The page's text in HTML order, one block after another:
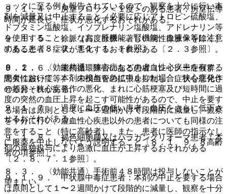
９．１．４． 房室ブロック＜１度＞のある患者：房室伝導
時間が延長し、症状が悪化するおそれがある。
９．１．５． 徐脈［高度徐脈＜著しい洞性徐脈＞を除く］
のある患者：症状が悪化するおそれがある〔２．３参照〕。
９．１．６． 末梢循環障害のある患者（レイノー症候群、
間欠性跛行症等）：末梢血管の拡張を抑制し、症状を悪化さ
せるおそれがある。
９．１．７． 過度に血圧の低い患者：血圧をさらに低下さ
せるおそれがある。
９．１．８． 褐色細胞腫又はパラガングリオーマ患者：本
剤の単独投与により急激に血圧が上昇するおそれがある
〔２．８、７．１参照〕。
９．１．９． 甲状腺中毒症患者：本剤の中止を要する場合
は原則として１〜２週間かけて段階的に減量し、観察を十分
ョックに至る例も報告されているので、観察を十分に行い本
剤を減量又は中止すること（必要に応じアトロピン硫酸塩、
ドブタミン塩酸塩、イソプレナリン塩酸塩、アドレナリン等
を使用すること）。なお、肝機能、腎機能、血液像等に注意
すること〔８．２、１１．１．１参照〕。
８．２． 〈効能共通〉狭心症などの虚血性心疾患を有する
患者において、本剤の投与を急に中止した場合、狭心症発作
の頻発・狭心症発作の悪化、まれに心筋梗塞及び短時間に過
度の突然の血圧上昇を起こす可能性があるので、中止を要す
る場合は原則として１〜２週間かけて段階的に減量し、観察
を十分に行い、虚血性心疾患以外の患者についても同様の注
意をすること（特に高齢者）。また、患者に医師の指示なし
に服薬を中止しないよう説明すること〔８．１、９．８高齢
者の項参照〕。
８．３． 〈効能共通〉手術前４８時間は投与しないことが
望ましい。